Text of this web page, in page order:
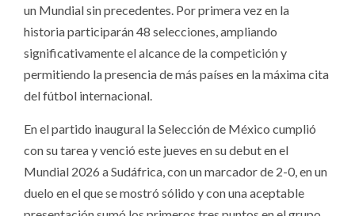
un Mundial sin precedentes. Por primera vez en la
historia participarán 48 selecciones, ampliando
significativamente el alcance de la competición y
permitiendo la presencia de más países en la máxima cita
del fútbol internacional.
En el partido inaugural la Selección de México cumplió
con su tarea y venció este jueves en su debut en el
Mundial 2026 a Sudáfrica, con un marcador de 2-0, en un
duelo en el que se mostró sólido y con una aceptable